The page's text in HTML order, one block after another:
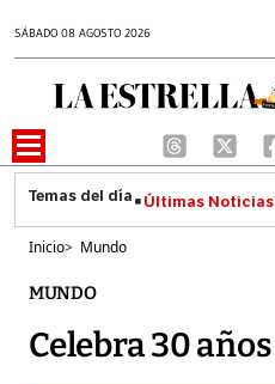
SÁBADO 08 AGOSTO 2026
Últimas Noticias
Inicio> Mundo
MUNDO
Celebra 30 años